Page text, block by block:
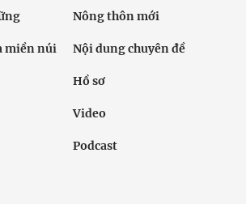
Nông thôn mới
miền núi Nội dung chuyên đề
Hồ sơ
Video
Podcast